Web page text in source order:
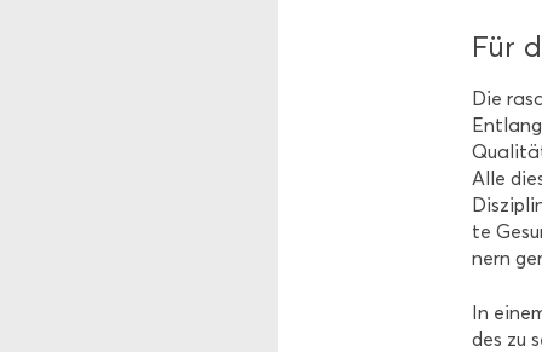
Für
Die
Alle
te
nern
In
des zu